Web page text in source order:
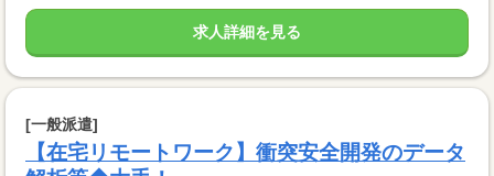
求人詳細を見る
[一般派遣]
【在宅リモートワーク】衝突安全開発のデータ